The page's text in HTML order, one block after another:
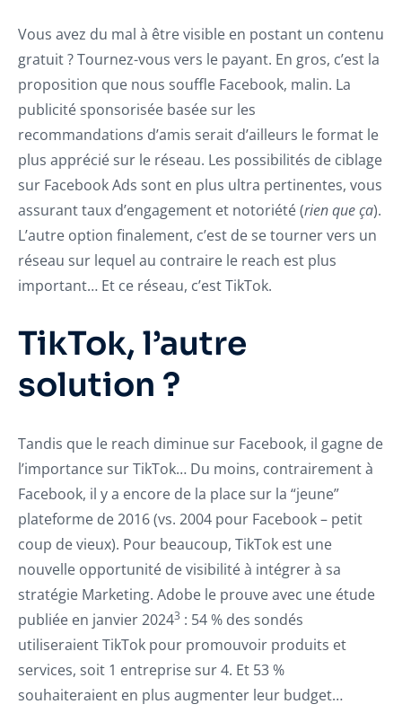
Vous avez du mal à être visible en postant un contenu
gratuit ? Tournez-vous vers le payant. En gros, c’est la
proposition que nous souffle Facebook, malin. La
publicité sponsorisée basée sur les
recommandations d’amis serait d’ailleurs le format le
plus apprécié sur le réseau. Les possibilités de ciblage
sur Facebook Ads sont en plus ultra pertinentes, vous
assurant taux d’engagement et notoriété (rien que ça).
L’autre option finalement, c’est de se tourner vers un
réseau sur lequel au contraire le reach est plus
important… Et ce réseau, c’est TikTok.
TikTok, l’autre
solution ?
Tandis que le reach diminue sur Facebook, il gagne de
l’importance sur TikTok… Du moins, contrairement à
Facebook, il y a encore de la place sur la “jeune”
plateforme de 2016 (vs. 2004 pour Facebook – petit
coup de vieux). Pour beaucoup, TikTok est une
nouvelle opportunité de visibilité à intégrer à sa
stratégie Marketing. Adobe le prouve avec une étude
publiée en janvier 20243 : 54 % des sondés
utiliseraient TikTok pour promouvoir produits et
services, soit 1 entreprise sur 4. Et 53 %
souhaiteraient en plus augmenter leur budget…